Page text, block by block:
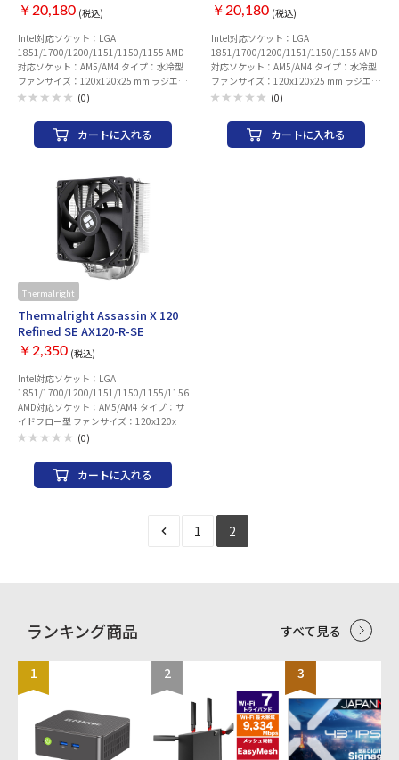
￥20,180 (税込)
Intel対応ソケット：LGA
1851/1700/1200/1151/1150/1155 AMD
対応ソケット：AM5/AM4 タイプ：水冷型
ファンサイズ：120x120x25 mm ラジエー
ターサイズ：402x120x27 mm 最大ファン
2400 rpm ノイズレベル：36.07dB(A) ロ
ープロファイル対応： LEDライティング
対応：○ PWM：○ コネクタ：4pin 材質：
(0)
カートに入れる
￥20,180 (税込)
Intel対応ソケット：LGA
1851/1700/1200/1151/1150/1155 AMD
対応ソケット：AM5/AM4 タイプ：水冷型
ファンサイズ：120x120x25 mm ラジエー
ターサイズ：402x120x27 mm 最大ファン
2400 rpm ノイズレベル：36.07dB(A) ロ
ープロファイル対応： LEDライティング
対応：○ PWM：○ コネクタ：4pin 材質：
(0)
カートに入れる
Thermalright
Thermalright Assassin X 120
Refined SE AX120-R-SE
￥2,350 (税込)
Intel対応ソケット：LGA
1851/1700/1200/1151/1150/1155/1156
AMD対応ソケット：AM5/AM4 タイプ：サ
イドフロー型 ファンサイズ：120x120x25
mm 最大ファン風量：66.17 CFM 最大フ
25.6dBA PWM：○ コネクタ：4pin
(0)
カートに入れる
1 2
ランキング商品 すべて見る
1 2 3